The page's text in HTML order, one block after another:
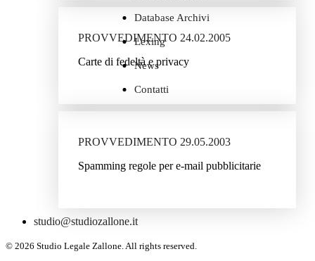
Database Archivi
Lexing
News
Contatti
PROVVEDIMENTO 24.02.2005
Carte di fedeltà e privacy
PROVVEDIMENTO 29.05.2003
Spamming regole per e-mail pubblicitarie
studio@studiozallone.it
© 2026 Studio Legale Zallone. All rights reserved.